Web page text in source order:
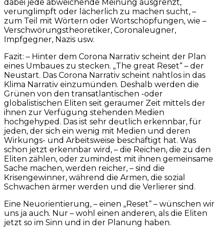
dabei jede abweichende Meinung ausgrenzt,
verunglimpft oder lächerlich zu machen sucht, –
zum Teil mit Wörtern oder Wortschöpfungen, wie –
Verschwörungstheoretiker, Coronaleugner,
Impfgegner, Nazis usw.
Fazit: – Hinter dem Corona Narrativ scheint der Plan
eines Umbaues zu stecken. „The great Reset“ – der
Neustart. Das Corona Narrativ scheint nahtlos in das
Klima Narrativ einzumünden. Deshalb werden die
Grünen von den transatlantischen -oder
globalistischen Eliten seit geraumer Zeit mittels der
ihnen zur Verfügung stehenden Medien
hochgehyped. Das ist sehr deutlich erkennbar, für
jeden, der sich ein wenig mit Medien und deren
Wirkungs- und Arbeitsweise beschäftigt hat. Was
schon jetzt erkennbar wird, – die Reichen, die zu den
Eliten zählen, oder zumindest mit ihnen gemeinsame
Sache machen, werden reicher, – sind die
Krisengewinner, während die Armen, die sozial
Schwachen ärmer werden und die Verlierer sind.
Eine Neuorientierung, – einen „Reset“ – wünschen wir
uns ja auch. Nur – wohl einen anderen, als die Eliten
jetzt so im Sinn und in der Planung haben.